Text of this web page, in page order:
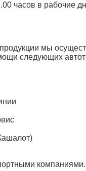
часов в рабочие
мы
следующих
компаниями.